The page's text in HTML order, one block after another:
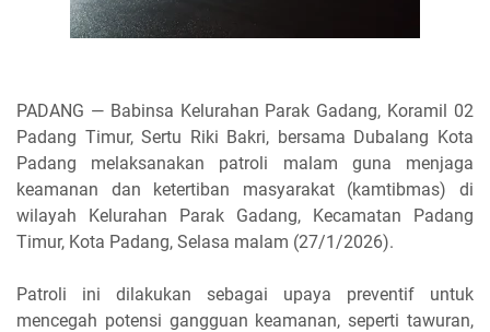
PADANG — Babinsa Kelurahan Parak Gadang, Koramil 02
Padang Timur, Sertu Riki Bakri, bersama Dubalang Kota
Padang melaksanakan patroli malam guna menjaga
keamanan dan ketertiban masyarakat (kamtibmas) di
wilayah Kelurahan Parak Gadang, Kecamatan Padang
Timur, Kota Padang, Selasa malam (27/1/2026).
Patroli ini dilakukan sebagai upaya preventif untuk
mencegah potensi gangguan keamanan, seperti tawuran,